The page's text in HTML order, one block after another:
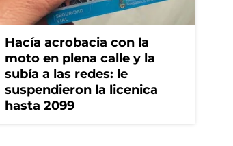
Hacía acrobacia con la
moto en plena calle y la
subía a las redes: le
suspendieron la licenica
hasta 2099